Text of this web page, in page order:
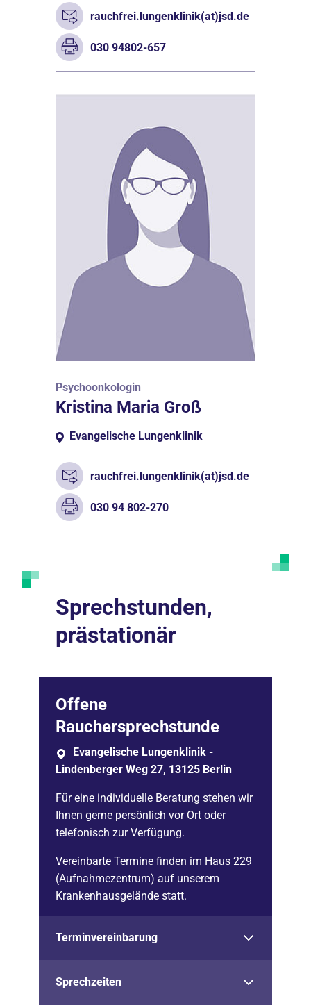
rauchfrei.lungenklinik(at)jsd.de
030 94802-657
Psychoonkologin
Kristina Maria Groß
Evangelische Lungenklinik
rauchfrei.lungenklinik(at)jsd.de
030 94 802-270
Sprechstunden,
prästationär
Offene
Rauchersprechstunde
Evangelische Lungenklinik -
Lindenberger Weg 27, 13125 Berlin
Für eine individuelle Beratung stehen wir
Ihnen gerne persönlich vor Ort oder
telefonisch zur Verfügung.
Vereinbarte Termine finden im Haus 229
(Aufnahmezentrum) auf unserem
Krankenhausgelände statt.
Terminvereinbarung
Sprechzeiten